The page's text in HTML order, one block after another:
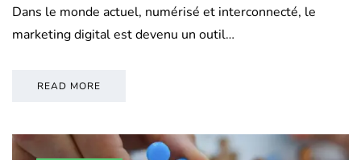
Dans le monde actuel, numérisé et interconnecté, le
marketing digital est devenu un outil…
READ MORE